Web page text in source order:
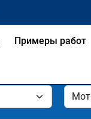
Примеры работ